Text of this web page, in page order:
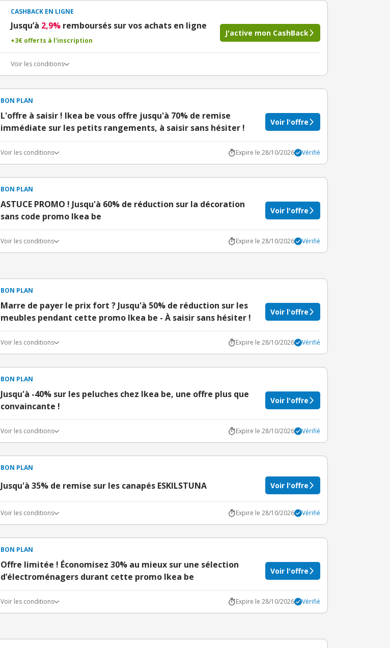
CASHBACK EN LIGNE
Jusqu’à 2,9% remboursés sur vos achats en ligne
+3€ offerts à l'inscription
J'active mon CashBack
Voir les conditions
BON PLAN
L'offre à saisir ! Ikea be vous offre jusqu'à 70% de remise
immédiate sur les petits rangements, à saisir sans hésiter !
Voir l'offre
Voir les conditions Expire le 28/10/2026 Vérifié
BON PLAN
ASTUCE PROMO ! Jusqu'à 60% de réduction sur la décoration
sans code promo Ikea be
Voir l'offre
Voir les conditions Expire le 28/10/2026 Vérifié
BON PLAN
Marre de payer le prix fort ? Jusqu'à 50% de réduction sur les
meubles pendant cette promo Ikea be - À saisir sans hésiter !
Voir l'offre
Voir les conditions Expire le 28/10/2026 Vérifié
BON PLAN
Jusqu'à -40% sur les peluches chez Ikea be, une offre plus que
convaincante !
Voir l'offre
Voir les conditions Expire le 28/10/2026 Vérifié
BON PLAN
Jusqu'à 35% de remise sur les canapés ESKILSTUNA Voir l'offre
Voir les conditions Expire le 28/10/2026 Vérifié
BON PLAN
Offre limitée ! Économisez 30% au mieux sur une sélection
d’électroménagers durant cette promo Ikea be
Voir l'offre
Voir les conditions Expire le 28/10/2026 Vérifié